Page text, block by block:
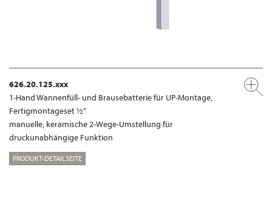
626.20.125.xxx
1-Hand Wannenfüll- und Brausebatterie für UP-Montage,
Fertigmontageset ½"
manuelle, keramische 2-Wege-Umstellung für
druckunabhängige Funktion
PRODUKT-DETAILSEITE